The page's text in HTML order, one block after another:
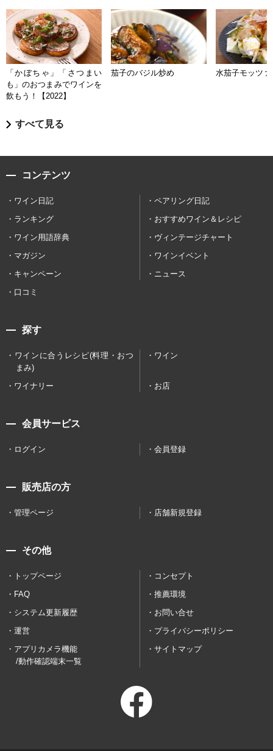
「かぼちゃ」「さつまい
も」のおつまみでワインを
飲もう！【2022】
茄子のバジル炒め 水茄子モッツァ
すべて見る
コンテンツ
ワイン日記
ペアリング日記
ランキング
おすすめワイン＆レシピ
ワイン用語辞典
ヴィンテージチャート
マガジン
ワインイベント
キャンペーン
ニュース
口コミ
探す
ワインに合うレシピ(料理・おつ
まみ)
ワイン
ワイナリー お店
会員サービス
ログイン 会員登録
販売店の方
管理ページ 店舗新規登録
その他
トップページ
コンセプト
FAQ
推薦環境
システム更新履歴
お問い合せ
運営
プライバシーポリシー
アプリカメラ機能
/動作確認端末一覧
サイトマップ